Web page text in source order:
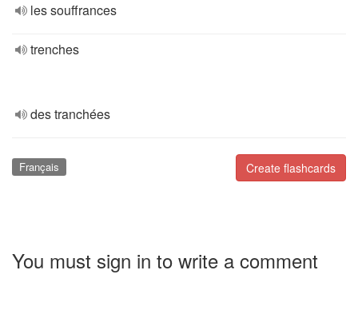
les souffrances
trenches
des tranchées
Create flashcards
Français
You must sign in to write a comment